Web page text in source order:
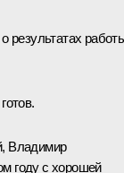
результатах
Владимир
году с хорошей